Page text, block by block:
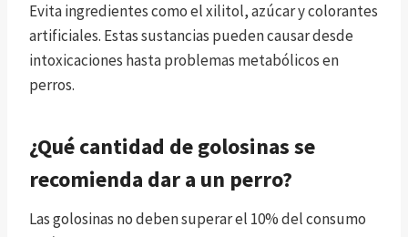
Evita ingredientes como el xilitol, azúcar y colorantes
artificiales. Estas sustancias pueden causar desde
intoxicaciones hasta problemas metabólicos en
perros.
¿Qué cantidad de golosinas se
recomienda dar a un perro?
Las golosinas no deben superar el 10% del consumo